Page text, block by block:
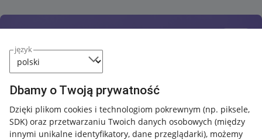
język
Dbamy o Twoją prywatność
Dzięki plikom cookies i technologiom pokrewnym (np. piksele,
SDK) oraz przetwarzaniu Twoich danych osobowych (między
innymi unikalne identyfikatory, dane przeglądarki), możemy